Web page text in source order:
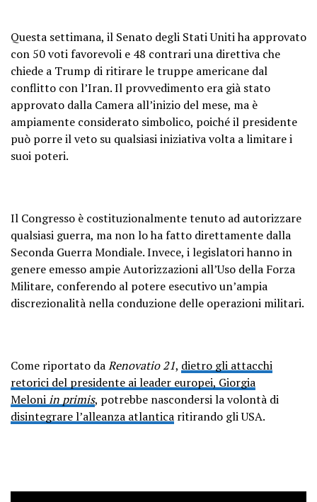
Questa settimana, il Senato degli Stati Uniti ha approvato
con 50 voti favorevoli e 48 contrari una direttiva che
chiede a Trump di ritirare le truppe americane dal
conflitto con l’Iran. Il provvedimento era già stato
approvato dalla Camera all’inizio del mese, ma è
ampiamente considerato simbolico, poiché il presidente
può porre il veto su qualsiasi iniziativa volta a limitare i
suoi poteri.
Il Congresso è costituzionalmente tenuto ad autorizzare
qualsiasi guerra, ma non lo ha fatto direttamente dalla
Seconda Guerra Mondiale. Invece, i legislatori hanno in
genere emesso ampie Autorizzazioni all’Uso della Forza
Militare, conferendo al potere esecutivo un’ampia
discrezionalità nella conduzione delle operazioni militari.
Come riportato daRenovatio 21, dietro gli attacchi
retorici del presidente ai leader europei, Giorgia
Meloniin primis, potrebbe nascondersi la volontà di
disintegrare l’alleanza atlantica ritirando gli USA.